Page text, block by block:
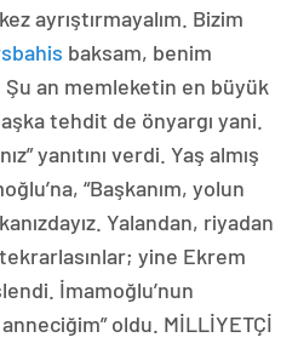
ayrıştırmayalım. Bizim
baksam, benim
Şu an memleketin en büyük
tehdit de önyargı yani.
yanıtını verdi. Yaş almış
“Başkanım, yolun
Yalandan, riyadan
tekrarlasınlar; yine Ekrem
İmamoğlu’nun
oldu. MİLLİYETÇİ